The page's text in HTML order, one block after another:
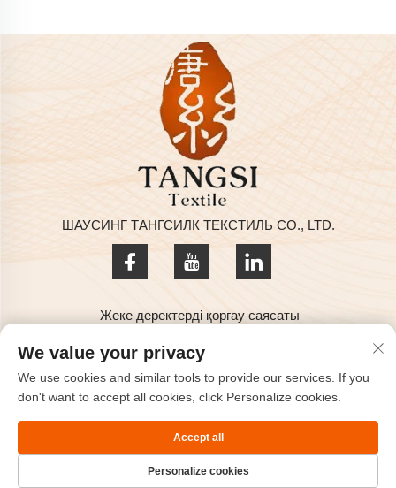
ШАУСИНГ ТАНГСИЛК ТЕКСТИЛЬ СО., LTD.
Жеке деректерді қорғау саясаты
© 2025 SHAOXING TANGSILK TEXTILE CO.,LTD Құқықтары
қорғалған
Бізге хабарласыңыз
Address: Rm801, 8F, Хайчжоу Халықаралық, Кэяо, Шаосінг,
Чжэцзян, Қытай.
Тел:+86-575-85563399
We value your privacy
We use cookies and similar tools to provide our services. If you
don't want to accept all cookies, click Personalize cookies.
Personalize cookies
Accept all